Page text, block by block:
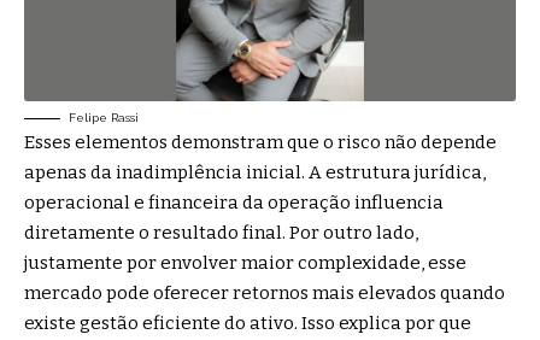
Felipe Rassi
Esses elementos demonstram que o risco não depende
apenas da inadimplência inicial. A estrutura jurídica,
operacional e financeira da operação influencia
diretamente o resultado final. Por outro lado,
justamente por envolver maior complexidade, esse
mercado pode oferecer retornos mais elevados quando
existe gestão eficiente do ativo. Isso explica por que